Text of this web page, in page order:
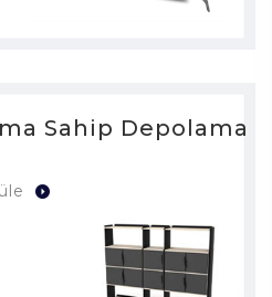
Sahip Depolama